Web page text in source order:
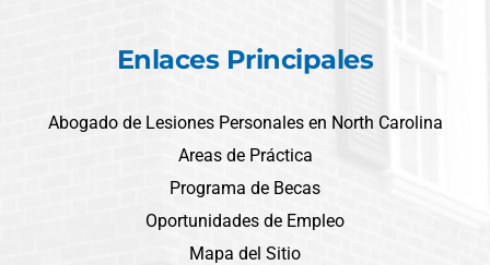
Enlaces Principales
Abogado de Lesiones Personales en North Carolina
Areas de Práctica
Programa de Becas
Oportunidades de Empleo
Mapa del Sitio